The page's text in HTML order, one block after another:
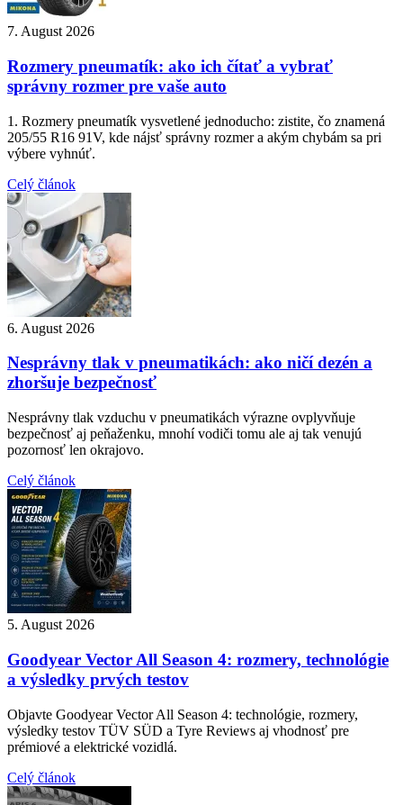
7. August 2026
Rozmery pneumatík: ako ich čítať a vybrať
správny rozmer pre vaše auto
1. Rozmery pneumatík vysvetlené jednoducho: zistite, čo znamená
205/55 R16 91V, kde nájsť správny rozmer a akým chybám sa pri
výbere vyhnúť.
Celý článok
6. August 2026
Nesprávny tlak v pneumatikách: ako ničí dezén a
zhoršuje bezpečnosť
Nesprávny tlak vzduchu v pneumatikách výrazne ovplyvňuje
bezpečnosť aj peňaženku, mnohí vodiči tomu ale aj tak venujú
pozornosť len okrajovo.
Celý článok
5. August 2026
Goodyear Vector All Season 4: rozmery, technológie
a výsledky prvých testov
Objavte Goodyear Vector All Season 4: technológie, rozmery,
výsledky testov TÜV SÜD a Tyre Reviews aj vhodnosť pre
prémiové a elektrické vozidlá.
Celý článok